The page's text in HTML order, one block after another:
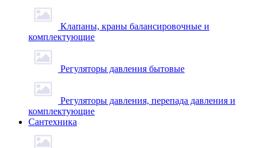
Клапаны, краны балансировочные и
комплектующие
Регуляторы давления бытовые
Регуляторы давления, перепада давления и
комплектующие
Сантехника